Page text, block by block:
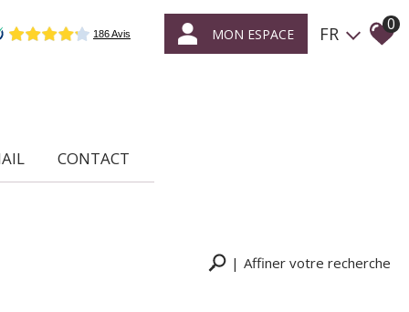
MON ESPACE FR 0
CONTACT
Affiner votre recherche